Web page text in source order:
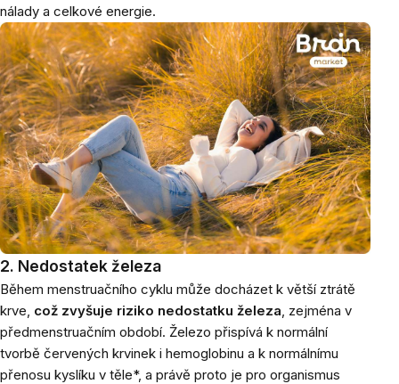
nálady a celkové energie.
2. Nedostatek železa
Během menstruačního cyklu může docházet k větší ztrátě
krve, což zvyšuje riziko nedostatku železa, zejména v
předmenstruačním období. Železo přispívá k normální
tvorbě červených krvinek i hemoglobinu a k normálnímu
přenosu kyslíku v těle*, a právě proto je pro organismus